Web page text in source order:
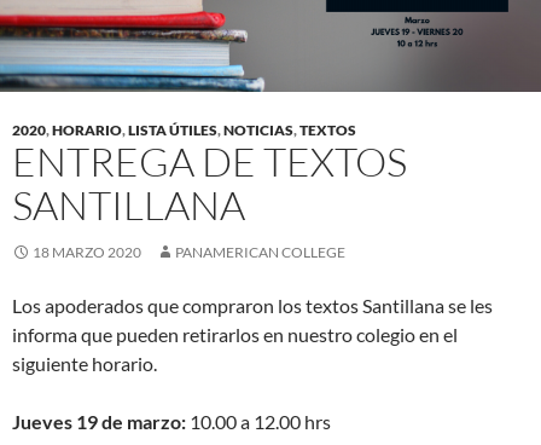
2020,HORARIO,LISTA ÚTILES,NOTICIAS,TEXTOS
ENTREGA DE TEXTOS
SANTILLANA
18 MARZO 2020 PANAMERICAN COLLEGE
Los apoderados que compraron los textos Santillana se les
informa que pueden retirarlos en nuestro colegio en el
siguiente horario.
Jueves 19 de marzo: 10.00 a 12.00 hrs